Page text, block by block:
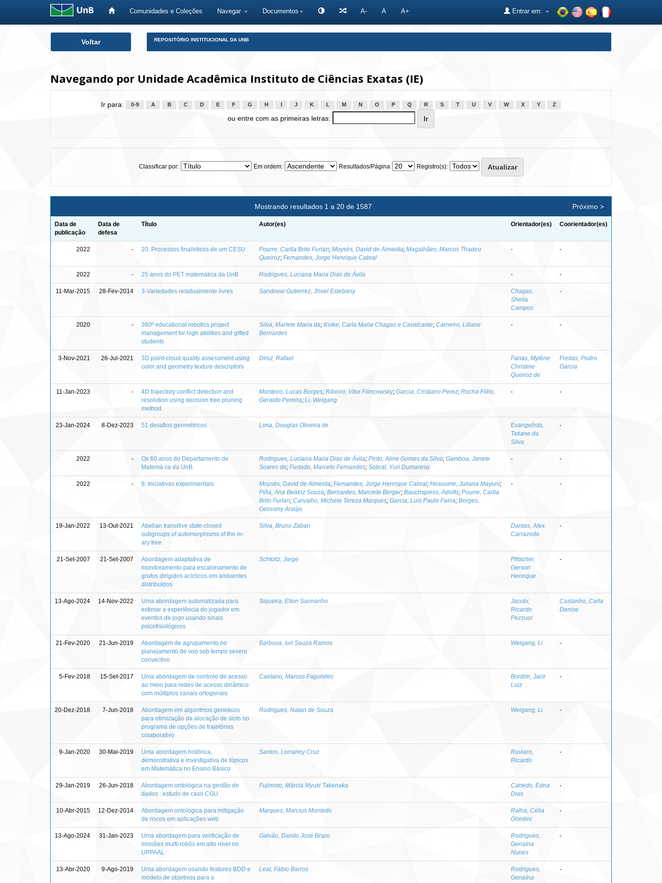
Comunidades e Coleções Navegar Documentos A- A A+ Entrar em:
Voltar REPOSITÓRIO INSTITUCIONAL DA UNB
Navegando por Unidade Acadêmica Instituto de Ciências Exatas (IE)
Ir para: 0-9 A B C D E F G H J K L M N O P Q R S T U V W X Y Z
ou entre com as primeiras letras:
Classificar por: Em ordem: Resultados/Página Registro(s):
Mostrando resultados 1 a 20 de 1587 Próximo >
Data de
publicação
Data de
defesa
Título Autor(es) Orientador(es) Coorientador(es)
2022 - 20. Processos finalísticos de um CESU Pourre, Carlla Brito Furlan; Moysés, David de Almeida; Magalhães, Marcos Thadeu
Queiroz; Fernandes, Jorge Henrique Cabral
- -
2022 - 25 anos do PET matemática da UnB Rodrigues, Luciana Maria Dias de Ávila - -
11-Mar-2015 28-Fev-2014 3-Variedades residualmente livres Sandoval Gutierrez, Jhoel Estebany
Chagas,
Sheila
Campos
-
2020 -
360º educational robotics project
management for high abilities and gifted
students
Silva, Marlete Maria da; Koike, Carla Maria Chagas e Cavalcante; Carneiro, Liliane
Bernardes
- -
3-Nov-2021 26-Jul-2021
3D point-cloud quality assessment using
color and geometry texture descriptors
Diniz, Rafael
Farias, Mylène
Christine
Queiroz de
Freitas, Pedro
Garcia
11-Jan-2023 -
4D trajectory conflict detection and
resolution using decision tree pruning
method
Monteiro, Lucas Borges; Ribeiro, Vitor Filincowsky; Garcia, Cristiano Perez; Rocha Filho,
Geraldo Pereira; Li, Weigang
- -
23-Jan-2024 8-Dez-2023 51 desafios geométricos Lima, Douglas Oliveira de
Evangelista,
Tatiane da
Silva
-
2022 -
Os 60 anos do Departamento de
Matemá ca da UnB
Rodrigues, Luciana Maria Dias de Ávila; Pinto, Aline Gomes da Silva; Gamboa, Janete
Soares de; Furtado, Marcelo Fernandes; Sobral, Yuri Dumaresq
- -
2022 - 8. Iniciativas experimentais Moysés, David de Almeida; Fernandes, Jorge Henrique Cabral; Hosoume, Juliana Mayuni;
Piña, Ana Beatriz Souza; Bernardes, Marciele Berger; Bauchspiess, Adolfo; Pourre, Carlla
Brito Furlan; Carvalho, Michele Tereza Marques; Garcia, Luís Paulo Faina; Borges,
Geovany Araújo
- -
19-Jan-2022 13-Out-2021
Abelian transitive state-closed
subgroups of automorphisms of the m-
ary tree
Silva, Bruno Zaban
Dantas, Alex
Carrazedo
-
21-Set-2007 21-Set-2007
Abordagem adaptativa de
monitoramento para escalonamento de
grafos dirigidos acíclicos em ambientes
distribuídos
Schtoltz, Jorge
Pfitscher,
Gerson
Henrique
-
13-Ago-2024 14-Nov-2022
Uma abordagem automatizada para
estimar a experiência do jogador em
eventos de jogo usando sinais
psicofisiológicos
Siqueira, Elton Sarmanho
Jacobi,
Ricardo
Pezzuol
Castanho, Carla
Denise
21-Fev-2020 21-Jun-2019
Abordagem de agrupamento no
planejamento de voo sob tempo severo
convectivo
Barbosa, Iuri Souza Ramos Weigang, Li -
5-Fev-2018 15-Set-2017
Uma abordagem de controle de acesso
ao meio para redes de acesso dinâmico
com múltiplos canais ortogonais
Caetano, Marcos Fagundes
Bordim, Jacir
Luiz
-
20-Dez-2018 7-Jun-2018
Abordagem em algoritmos genéticos
para otimização da alocação de slots no
programa de opções de trajetórias
colaborativo
Rodrigues, Natan de Souza Weigang, Li -
9-Jan-2020 30-Mai-2019
Uma abordagem histórica,
demonstrativa e investigativa de tópicos
em Matemática no Ensino Básico
Santos, Lorranny Cruz
Ruviaro,
Ricardo
-
29-Jan-2019 26-Jun-2018
Abordagem ontológica na gestão de
dados : estudo de caso CGU
Fujimoto, Márcia Myuki Takenaka
Canedo, Edna
Dias
-
10-Abr-2015 12-Dez-2014
Abordagem ontológica para mitigação
de riscos em aplicações web
Marques, Marcius Montedo
Ralha, Célia
Ghedini
-
13-Ago-2024 31-Jan-2023
Uma abordagem para verificação de
missões multi-robôs em alto nível no
UPPAAL
Galvão, Danilo José Bispo
Rodrigues,
Genaína
Nunes
-
13-Abr-2020 9-Ago-2019
Uma abordagem usando features BDD e
modelo de objetivos para o
Leal, Fábio Barros
Rodrigues,
Genaína
-